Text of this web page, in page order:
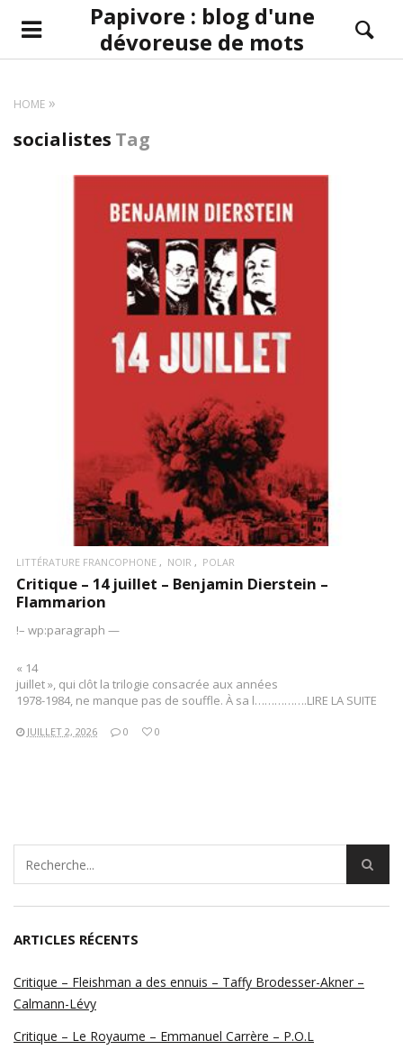
Papivore : blog d'une
dévoreuse de mots
HOME
socialistes Tag
LIRE LA SUITE
LITTÉRATURE FRANCOPHONE NOIR POLAR
Critique – 14 juillet – Benjamin Dierstein –
Flammarion
!– wp:paragraph —
« 14
juillet », qui clôt la trilogie consacrée aux années
1978-1984, ne manque pas de souffle. À sa l…………….LIRE LA SUITE
JUILLET 2, 2026 0 0
ARTICLES RÉCENTS
Critique – Fleishman a des ennuis – Taffy Brodesser-Akner –
Calmann-Lévy
Critique – Le Royaume – Emmanuel Carrère – P.O.L